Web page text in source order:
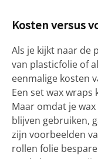
Kosten versus
Als je kijkt naar de
van plasticfolie of
eenmalige kosten
Een set wax
Maar omdat je
blijven gebruiken,
zijn voorbeelden
rollen folie